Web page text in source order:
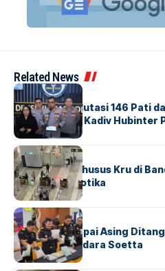
Related News
BERITA
Mabes Polri Mutasi 146 Pati
Untung Jabat Kadiv Hubinter
BANDARABERITA
Ketika Jalur Khusus Kru di
Sindikat Narkotika
BANDARA BERITA
Kopilot Maskapai Asing
Ekstasi di Bandara Soetta